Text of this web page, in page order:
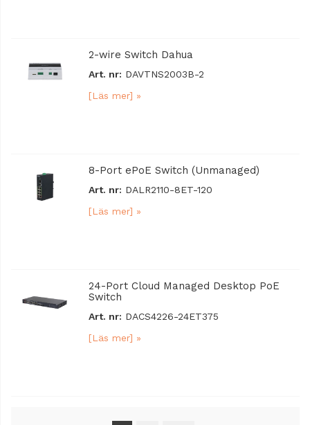
2-wire Switch Dahua
Art. nr: DAVTNS2003B-2
[Läs mer] »
8-Port ePoE Switch (Unmanaged)
Art. nr: DALR2110-8ET-120
[Läs mer] »
24-Port Cloud Managed Desktop PoE
Switch
Art. nr: DACS4226-24ET375
[Läs mer] »